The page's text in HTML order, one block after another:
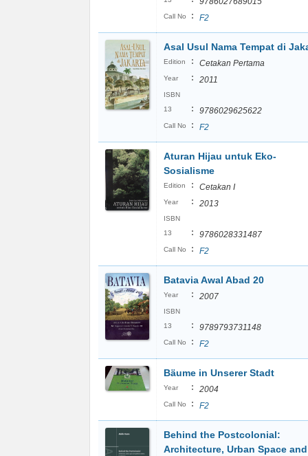
Call No : F2
Asal Usul Nama Tempat di
Edition : Cetakan Pertama
Year : 2011
ISBN
13
: 9786029625622
Call No : F2
Aturan Hijau untuk Eko-
Sosialisme
Edition : Cetakan I
Year : 2013
ISBN
13
: 9786028331487
Call No : F2
Batavia Awal Abad 20
Year : 2007
ISBN
13
: 9789793731148
Call No : F2
Bäume in Unserer Stadt
Year : 2004
Call No : F2
Behind the Postcolonial:
Architecture, Urban Space and